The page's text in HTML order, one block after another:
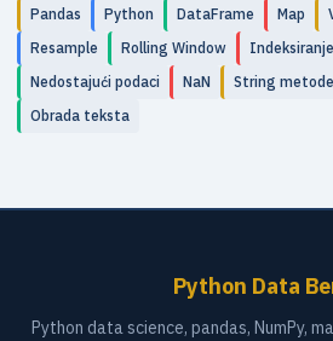
Pandas Python DataFrame Map
Resample
Rolling Window Indeksiranje
Nedostajući podaci
NaN String metode
Obrada teksta
Python Data
Python data science, pandas, NumPy,